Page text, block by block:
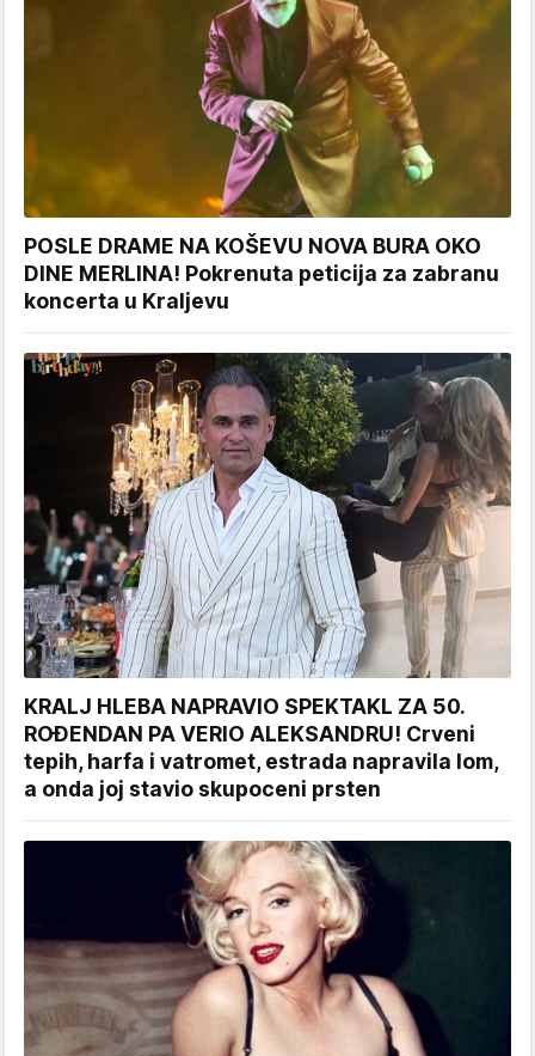
POSLE DRAME NA KOŠEVU NOVA BURA OKO
DINE MERLINA! Pokrenuta peticija za zabranu
koncerta u Kraljevu
KRALJ HLEBA NAPRAVIO SPEKTAKL ZA 50.
ROĐENDAN PA VERIO ALEKSANDRU! Crveni
tepih, harfa i vatromet, estrada napravila lom,
a onda joj stavio skupoceni prsten